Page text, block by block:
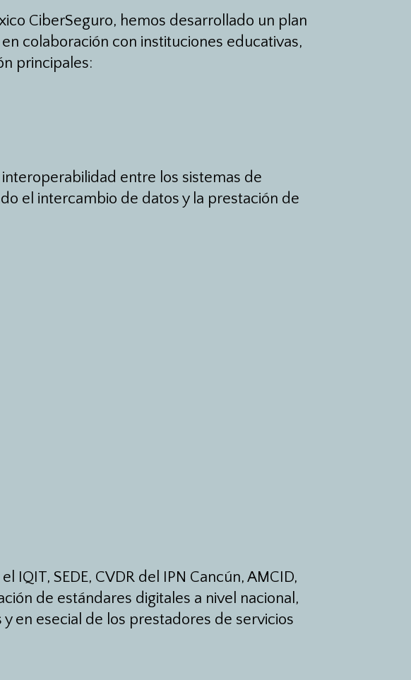
CiberSeguro, hemos desarrollado un plan
colaboración con instituciones educativas,
principales:
entre los sistemas de
el intercambio de datos y la prestación de
SEDE, CVDR del IPN Cancún, AMCID,
de estándares digitales a nivel nacional,
en esecial de los prestadores de servicios